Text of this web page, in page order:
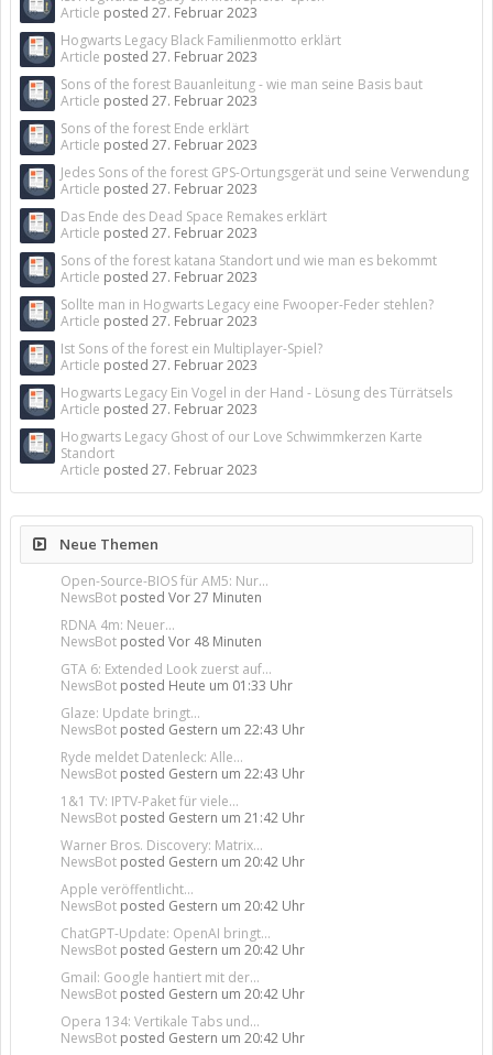
Article posted 27. Februar 2023
Hogwarts Legacy Black Familienmotto erklärt
Article posted 27. Februar 2023
Sons of the forest Bauanleitung - wie man seine Basis baut
Article posted 27. Februar 2023
Sons of the forest Ende erklärt
Article posted 27. Februar 2023
Jedes Sons of the forest GPS-Ortungsgerät und seine Verwendung
Article posted 27. Februar 2023
Das Ende des Dead Space Remakes erklärt
Article posted 27. Februar 2023
Sons of the forest katana Standort und wie man es bekommt
Article posted 27. Februar 2023
Sollte man in Hogwarts Legacy eine Fwooper-Feder stehlen?
Article posted 27. Februar 2023
Ist Sons of the forest ein Multiplayer-Spiel?
Article posted 27. Februar 2023
Hogwarts Legacy Ein Vogel in der Hand - Lösung des Türrätsels
Article posted 27. Februar 2023
Hogwarts Legacy Ghost of our Love Schwimmkerzen Karte
Standort
Article posted 27. Februar 2023
Neue Themen
Open-Source-BIOS für AM5: Nur...
NewsBot posted Vor 27 Minuten
RDNA 4m: Neuer...
NewsBot posted Vor 48 Minuten
GTA 6: Extended Look zuerst auf...
NewsBot posted Heute um 01:33 Uhr
Glaze: Update bringt...
NewsBot posted Gestern um 22:43 Uhr
Ryde meldet Datenleck: Alle...
NewsBot posted Gestern um 22:43 Uhr
1&1 TV: IPTV-Paket für viele...
NewsBot posted Gestern um 21:42 Uhr
Warner Bros. Discovery: Matrix...
NewsBot posted Gestern um 20:42 Uhr
Apple veröffentlicht...
NewsBot posted Gestern um 20:42 Uhr
ChatGPT-Update: OpenAI bringt...
NewsBot posted Gestern um 20:42 Uhr
Gmail: Google hantiert mit der...
NewsBot posted Gestern um 20:42 Uhr
Opera 134: Vertikale Tabs und...
NewsBot posted Gestern um 20:42 Uhr